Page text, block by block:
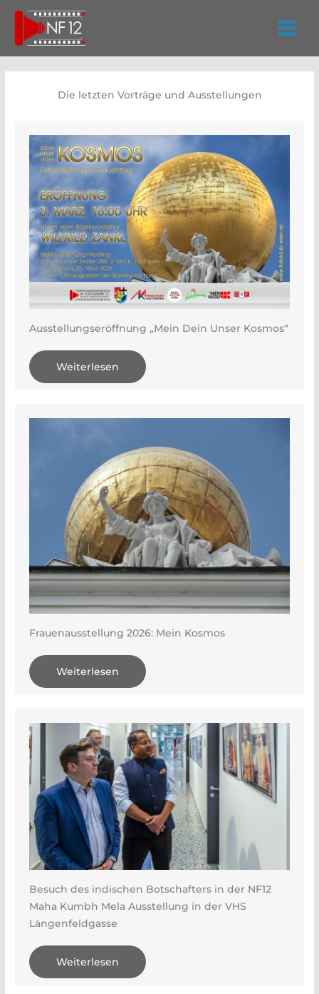
springen
Die letzten Vorträge und Ausstellungen
Ausstellungseröffnung „Mein Dein Unser Kosmos“
Weiterlesen
Frauenausstellung 2026: Mein Kosmos
Weiterlesen
Besuch des indischen Botschafters in der NF12
Maha Kumbh Mela Ausstellung in der VHS
Längenfeldgasse
Weiterlesen